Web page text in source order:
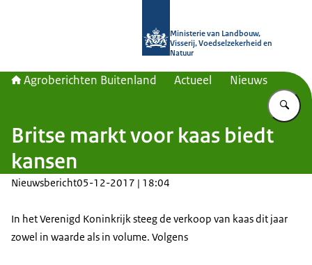
Ministerie van Landbouw,
Visserij, Voedselzekerheid en
Natuur
Agroberichten Buitenland Actueel Nieuws
Britse markt voor kaas biedt
kansen
Nieuwsbericht05-12-2017 | 18:04
In het Verenigd Koninkrijk steeg de verkoop van kaas dit jaar
zowel in waarde als in volume. Volgens